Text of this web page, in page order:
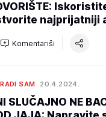
najprijatniji
Komentariši
SAM 20.4.2024.
SLUČAJNO NE